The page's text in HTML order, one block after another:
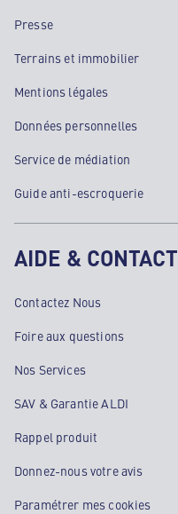
Presse
Terrains et immobilier
Mentions légales
Données personnelles
Service de médiation
Guide anti-escroquerie
AIDE & CONTACT
Contactez Nous
Foire aux questions
Nos Services
SAV & Garantie ALDI
Rappel produit
Donnez-nous votre avis
Paramétrer mes cookies